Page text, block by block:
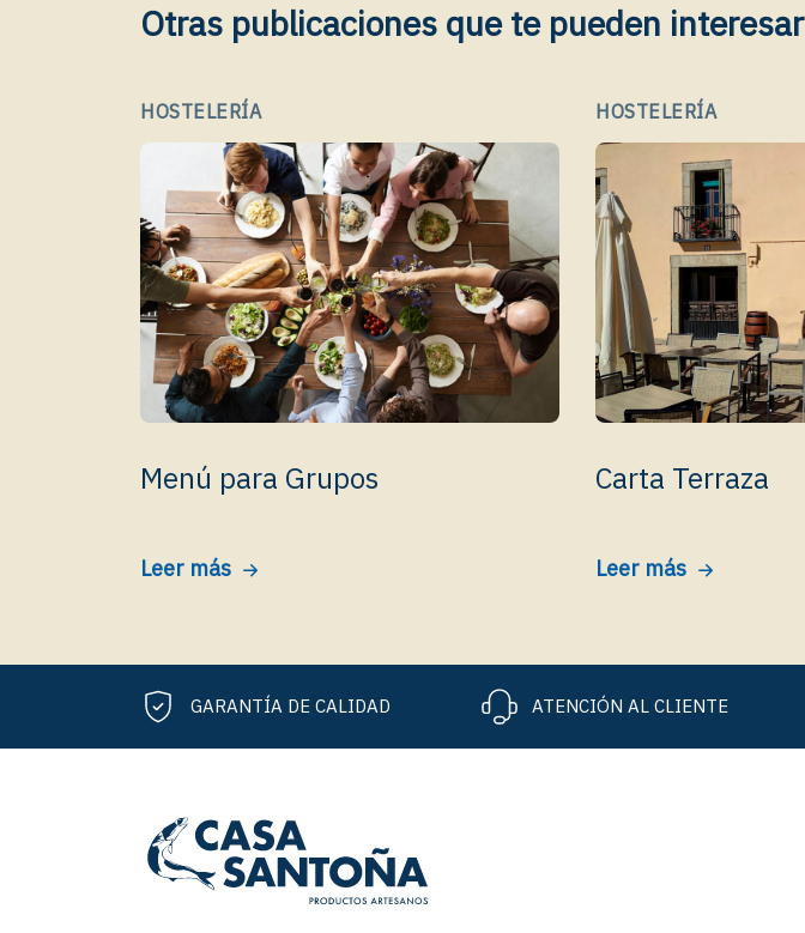
Otras publicaciones que te pueden interesar
HOSTELERÍA
Menú para Grupos
Leer más
HOSTELERÍA
Carta Terraza
Leer más
GARANTÍA DE CALIDAD ATENCIÓN AL CLIENTE